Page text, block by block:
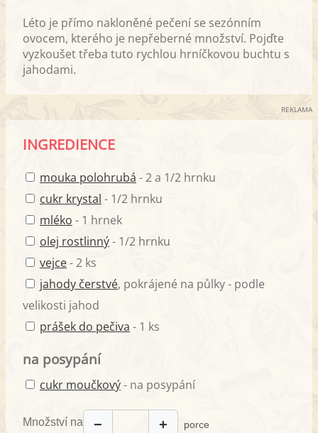
Léto je přímo nakloněné pečení se sezónním
ovocem, kterého je nepřeberné množství. Pojďte
vyzkoušet třeba tuto rychlou hrníčkovou buchtu s
jahodami.
REKLAMA
INGREDIENCE
mouka polohrubá - 2 a 1/2 hrnku
cukr krystal - 1/2 hrnku
mléko - 1 hrnek
olej rostlinný- 1/2 hrnku
vejce- 2 ks
jahody čerstvé, pokrájené na půlky - podle
velikosti jahod
prášek do pečiva - 1 ks
na posypání
cukr moučkový- na posypání
Množství na − + porce